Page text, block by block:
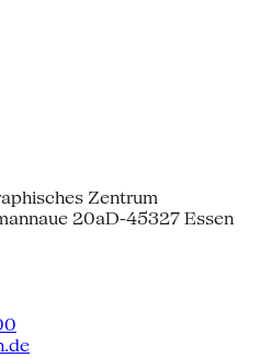
Zentrum
20aD-45327 Essen